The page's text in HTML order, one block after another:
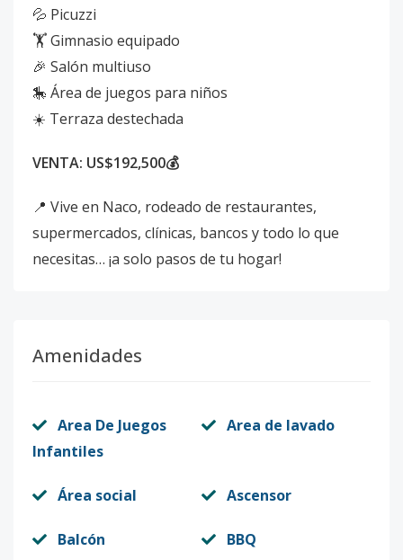
💦 Picuzzi
🏋️ Gimnasio equipado
🎉 Salón multiuso
🎠 Área de juegos para niños
☀️ Terraza destechada
VENTA: US$192,500💰
📍 Vive en Naco, rodeado de restaurantes,
supermercados, clínicas, bancos y todo lo que
necesitas… ¡a solo pasos de tu hogar!
Amenidades
Area De Juegos
Infantiles
Area de lavado
Área social Ascensor
Balcón BBQ